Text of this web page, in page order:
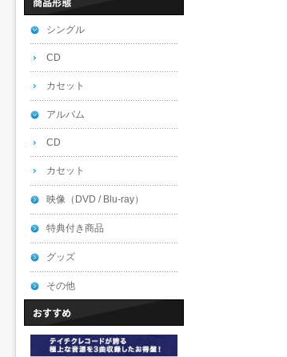
シングル
CD
カセット
アルバム
CD
カセット
映像（DVD / Blu-ray）
特典付き商品
グッズ
その他